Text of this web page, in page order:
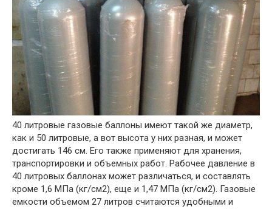
40 литровые газовые баллоны имеют такой же диаметр,
как и 50 литровые, а вот высота у них разная, и может
достигать 146 см. Его также применяют для хранения,
транспортировки и объемных работ. Рабочее давление в
40 литровых баллонах может различаться, и составлять
кроме 1,6 МПа (кг/см2), еще и 1,47 МПа (кг/см2). Газовые
емкости объемом 27 литров считаются удобными и